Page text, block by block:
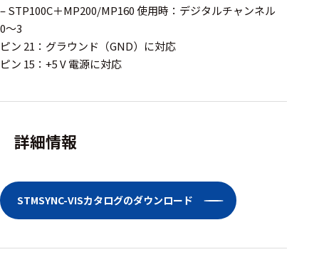
– STP100C＋MP200/MP160 使用時：デジタルチャンネル
0〜3
ピン 21：グラウンド（GND）に対応
ピン 15：+5 V 電源に対応
詳細情報
STMSYNC-VISカタログのダウンロード